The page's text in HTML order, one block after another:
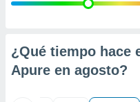
e
mediante
¿Qué tiempo hace
Apure en agosto?